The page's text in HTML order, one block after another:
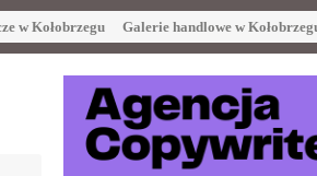
w Kołobrzegu Galerie handlowe w